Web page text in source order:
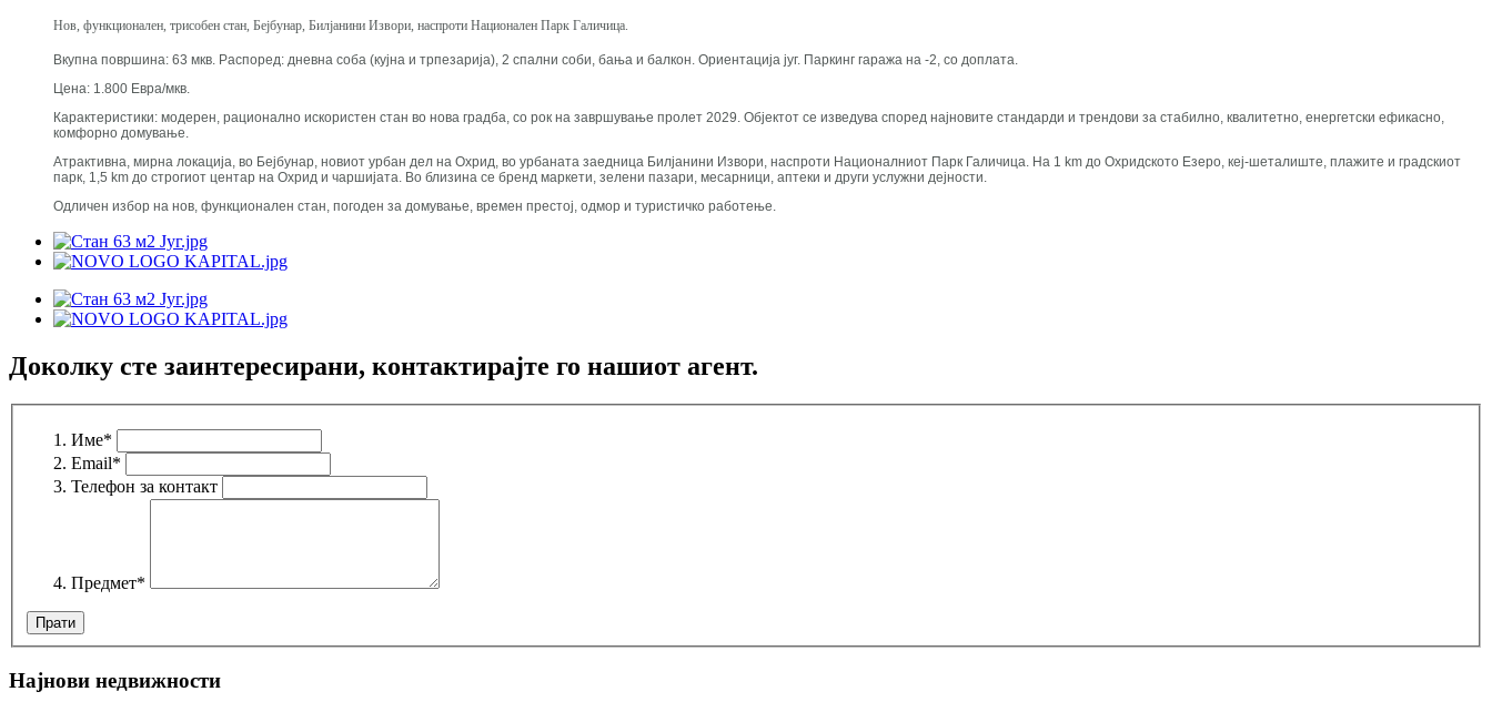
Нов, функционален, трисобен стан, Бејбунар, Билјанини Извори, наспроти Национален Парк Галичица.
Вкупна површина: 63 мкв. Распоред: дневна соба (кујна и трпезарија), 2 спални соби, бања и балкон. Ориентација југ. Паркинг гаража на -2, со доплата.
Цена: 1.800 Евра/мкв.
Карактеристики: модерен, рационално искористен стан во нова градба, со рок на завршување пролет 2029. Објектот се изведува според најновите стандарди и трендови за стабилно, квалитетно, енергетски ефикасно,
комфорно домување.
Атрактивна, мирна локација, во Бејбунар, новиот урбан дел на Охрид, во урбаната заедница Билјанини Извори, наспроти Националниот Парк Галичица. На 1 km до Охридското Езеро, кеј-шеталиште, плажите и градскиот
парк, 1,5 km до строгиот центар на Охрид и чаршијата. Во близина се бренд маркети, зелени пазари, месарници, аптеки и други услужни дејности.
Одличен избор на нов, функционален стан, погоден за домување, времен престој, одмор и туристичко работење.
Доколку сте заинтересирани, контактирајте го нашиот агент.
Име*
Email*
Телефон за контакт
Предмет*
Најнови недвижности